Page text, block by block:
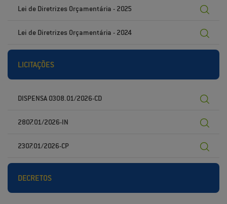
Lei de Diretrizes Orçamentária - 2025
Lei de Diretrizes Orçamentária - 2024
LICITAÇÕES
DISPENSA 0308.01/2026-CD
2807.01/2026-IN
2307.01/2026-CP
DECRETOS